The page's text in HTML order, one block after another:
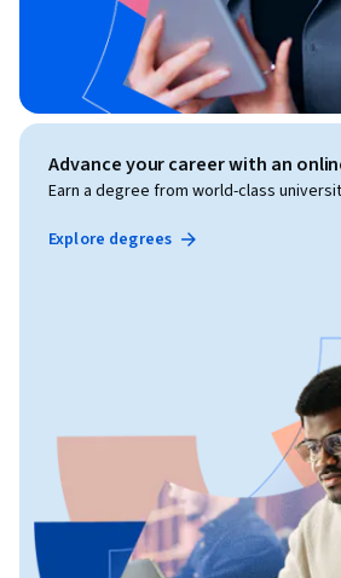
Advance your career with an
Earn a degree from world-class
Explore degrees